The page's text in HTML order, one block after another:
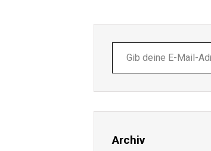
deine
E-
ein ...
Archiv